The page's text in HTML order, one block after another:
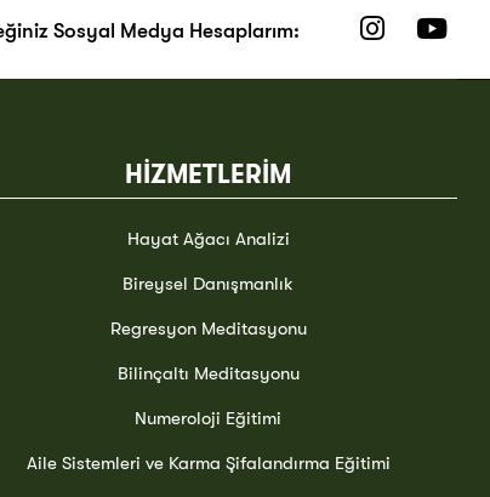
Sosyal Medya Hesaplarım:
HİZMETLERİM
Hayat Ağacı Analizi
Bireysel Danışmanlık
Regresyon Meditasyonu
Bilinçaltı Meditasyonu
Numeroloji Eğitimi
Aile Sistemleri ve Karma Şifalandırma Eğitimi